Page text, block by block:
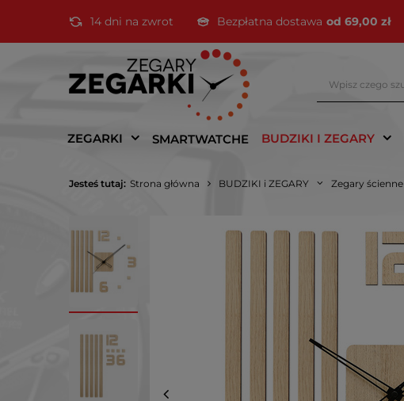
14 dni na zwrot Bezpłatna dostawa od 69,00 zł
ZEGARKI SMARTWATCHE BUDZIKI I ZEGARY
Jesteś tutaj: Strona główna BUDZIKI i ZEGARY Zegary ścienne